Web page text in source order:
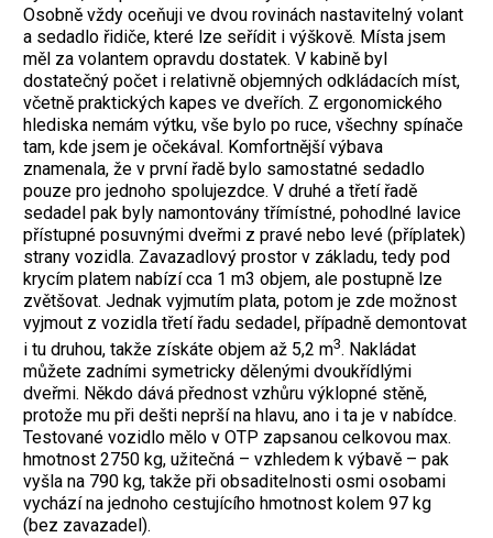
Osobně vždy oceňuji ve dvou rovinách nastavitelný volant
a sedadlo řidiče, které lze seřídit i výškově. Místa jsem
měl za volantem opravdu dostatek. V kabině byl
dostatečný počet i relativně objemných odkládacích míst,
včetně praktických kapes ve dveřích. Z ergonomického
hlediska nemám výtku, vše bylo po ruce, všechny spínače
tam, kde jsem je očekával. Komfortnější výbava
znamenala, že v první řadě bylo samostatné sedadlo
pouze pro jednoho spolujezdce. V druhé a třetí řadě
sedadel pak byly namontovány třímístné, pohodlné lavice
přístupné posuvnými dveřmi z pravé nebo levé (příplatek)
strany vozidla. Zavazadlový prostor v základu, tedy pod
krycím platem nabízí cca 1 m3 objem, ale postupně lze
zvětšovat. Jednak vyjmutím plata, potom je zde možnost
vyjmout z vozidla třetí řadu sedadel, případně demontovat
i tu druhou, takže získáte objem až 5,2 m3. Nakládat
můžete zadními symetricky dělenými dvoukřídlými
dveřmi. Někdo dává přednost vzhůru výklopné stěně,
protože mu při dešti neprší na hlavu, ano i ta je v nabídce.
Testované vozidlo mělo v OTP zapsanou celkovou max.
hmotnost 2750 kg, užitečná – vzhledem k výbavě – pak
vyšla na 790 kg, takže při obsaditelnosti osmi osobami
vychází na jednoho cestujícího hmotnost kolem 97 kg
(bez zavazadel).